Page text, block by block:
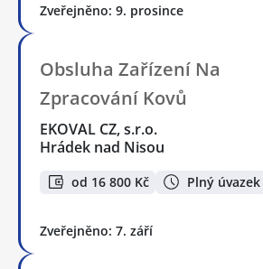
Zveřejněno: 9. prosince
Obsluha Zařízení Na
Zpracování Kovů
EKOVAL CZ, s.r.o.
Hrádek nad Nisou
od 16 800 Kč Plný úvazek
Zveřejněno: 7. září